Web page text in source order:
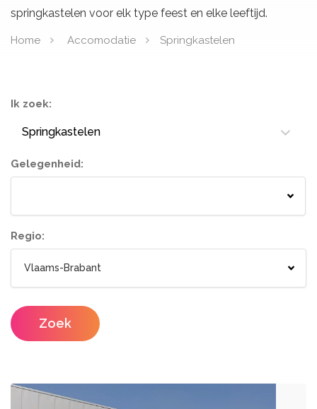
springkastelen voor elk type feest en elke leeftijd.
Home Accomodatie Springkastelen
Ik zoek:
Springkastelen
Tenten
Wc wagen
Lichtletters
Make-up artist
Haarstylisten
Gelegenheid:
Regio:
Zoek